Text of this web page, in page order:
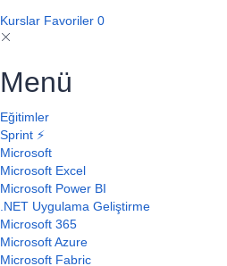
Kurslar Favoriler 0
Menü
Eğitimler
Sprint ⚡
Microsoft
Microsoft Excel
Microsoft Power BI
.NET Uygulama Geliştirme
Microsoft 365
Microsoft Azure
Microsoft Fabric